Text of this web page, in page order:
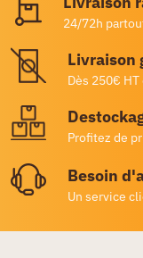
24/72h
Livraison
Dès 250€ HT
Profitez de
Besoin
Un service